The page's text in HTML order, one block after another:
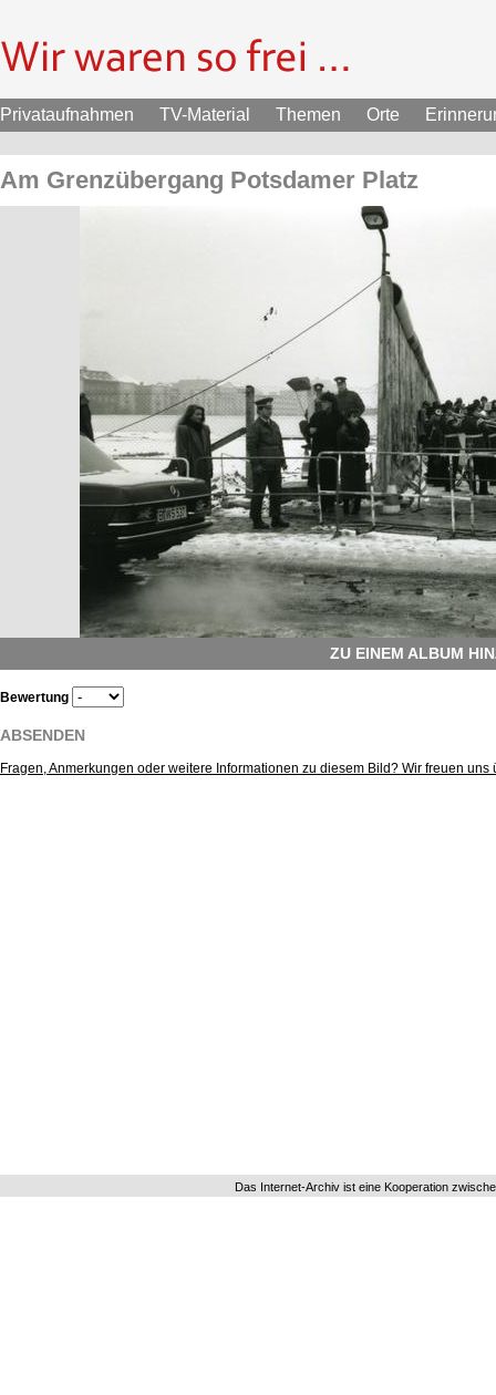
Privataufnahmen TV-Material Themen Orte
Am Grenzübergang Potsdamer Platz
ZU EINEM ALBUM
Bewertung
ABSENDEN
Fragen, Anmerkungen oder weitere Informationen zu diesem Bild? Wir freuen uns
Das Internet-Archiv ist eine Kooperation